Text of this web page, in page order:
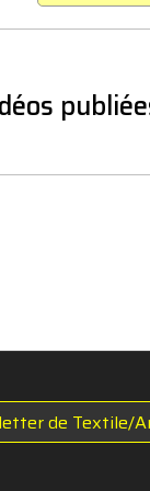
de Textile/